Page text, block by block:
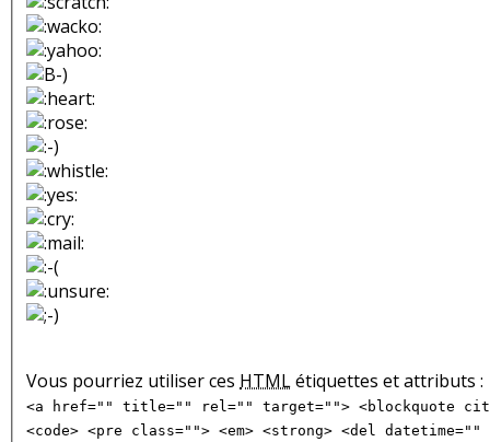
Vous pourriez utiliser ces HTMLétiquettes et attributs :
<a href="" title="" rel="" target=""> <blockquote
<code> <pre class=""> <em> <strong> <del